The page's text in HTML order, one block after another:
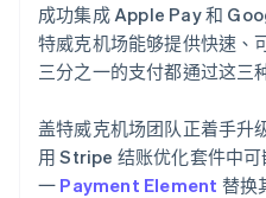
成功集成 Apple Pay 和
特威克机场能够提供快速、
三分之一的支付都通过这三
盖特威克机场团队正着手升
用 Stripe 结账优化套件中
一 Payment Element 替换